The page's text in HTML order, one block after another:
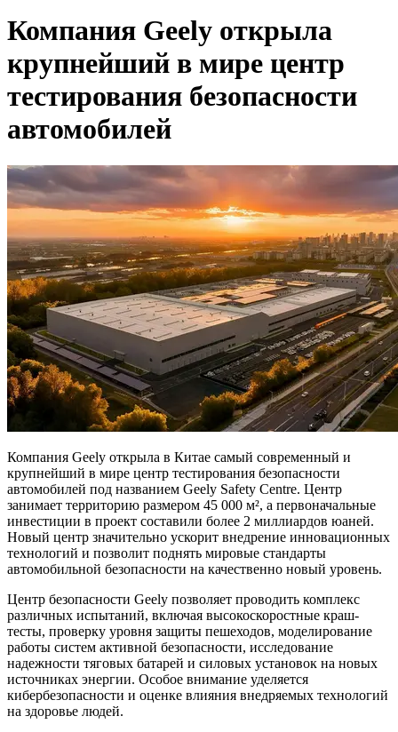
Компания Geely открыла
крупнейший в мире центр
тестирования безопасности
автомобилей
Компания Geely открыла в Китае самый современный и
крупнейший в мире центр тестирования безопасности
автомобилей под названием Geely Safety Centre. Центр
занимает территорию размером 45 000 м², а первоначальные
инвестиции в проект составили более 2 миллиардов юаней.
Новый центр значительно ускорит внедрение инновационных
технологий и позволит поднять мировые стандарты
автомобильной безопасности на качественно новый уровень.
Центр безопасности Geely позволяет проводить комплекс
различных испытаний, включая высокоскоростные краш-
тесты, проверку уровня защиты пешеходов, моделирование
работы систем активной безопасности, исследование
надежности тяговых батарей и силовых установок на новых
источниках энергии. Особое внимание уделяется
кибербезопасности и оценке влияния внедряемых технологий
на здоровье людей.